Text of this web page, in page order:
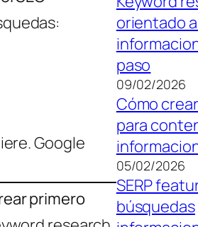
Google
primero
orientado
paso
09/02/2026
Cómo
para
05/02/2026
SERP
búsquedas